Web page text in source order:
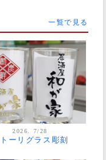
一覧で見る
2026. 7/28
ーリグラス彫刻